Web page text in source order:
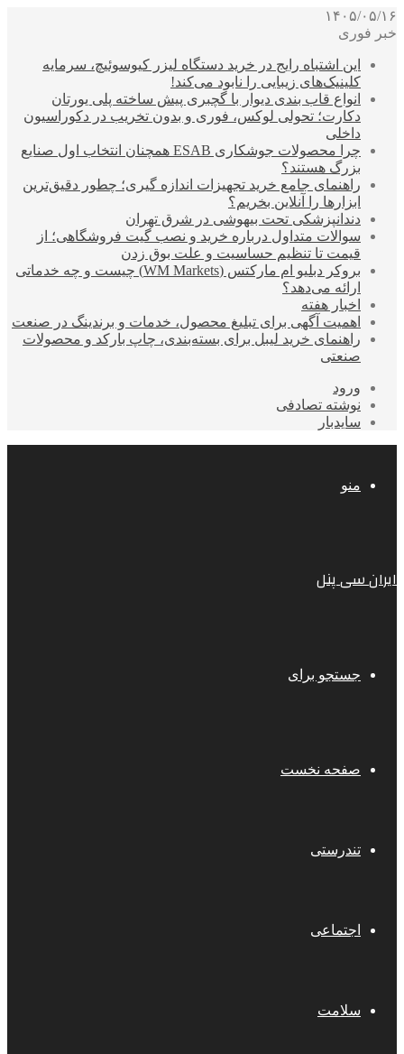
۱۴۰۵/۰۵/۱۶
خبر فوری
این اشتباه رایج در خرید دستگاه لیزر کیوسوئیچ، سرمایه
کلینیک‌های زیبایی را نابود می‌کند!
انواع قاب بندی دیوار با گچبری پیش ساخته پلی یورتان
دکارت؛ تحولی لوکس، فوری و بدون تخریب در دکوراسیون
داخلی
چرا محصولات جوشکاری ESAB همچنان انتخاب اول صنایع
بزرگ هستند؟
راهنمای جامع خرید تجهیزات اندازه گیری؛ چطور دقیق‌ترین
ابزارها را آنلاین بخریم؟
دندانپزشکی تحت بیهوشی در شرق تهران
سوالات متداول درباره خرید و نصب گیت فروشگاهی؛ از
قیمت تا تنظیم حساسیت و علت بوق زدن
بروکر دبلیو ام مارکتس (WM Markets) چیست و چه خدماتی
ارائه می‌دهد؟
اخبار هفته
اهمیت آگهی برای تبلیغ محصول، خدمات و برندینگ در صنعت
راهنمای خرید لیبل برای بسته‌بندی، چاپ بارکد و محصولات
صنعتی
ورود
نوشته تصادفی
سایدبار
منو
ایران سی پنل
جستجو برای
صفحه نخست
تندرستی
اجتماعی
سلامت